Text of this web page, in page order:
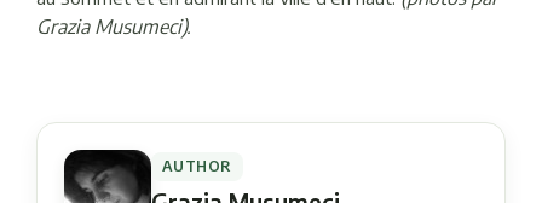
Grazia Musumeci).
AUTHOR